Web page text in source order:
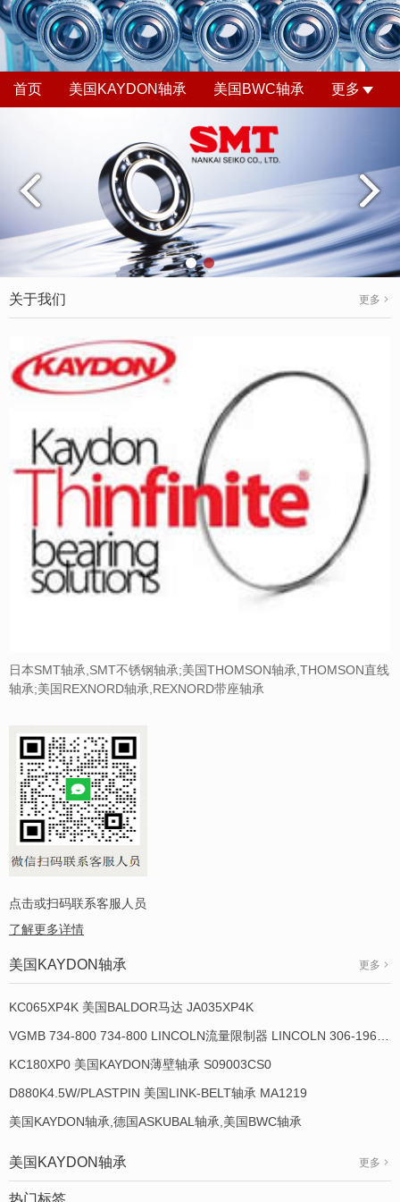
首页 美国KAYDON轴承 美国BWC轴承 更多
关于我们 更多
日本SMT轴承,SMT不锈钢轴承;美国THOMSON轴承,THOMSON直线
轴承;美国REXNORD轴承,REXNORD带座轴承
点击或扫码联系客服人员
了解更多详情
美国KAYDON轴承 更多
KC065XP4K 美国BALDOR马达 JA035XP4K
KC180XP0 美国KAYDON薄壁轴承 S09003CS0
D880K4.5W/PLASTPIN 美国LINK-BELT轴承 MA1219
美国KAYDON轴承,德国ASKUBAL轴承,美国BWC轴承
美国KAYDON轴承 更多
热门标签